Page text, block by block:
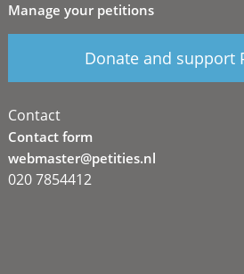
Manage your petitions
Donate and support
Contact
Contact form
webmaster@petities.nl
020 7854412